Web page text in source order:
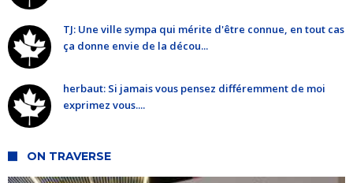
TJ: Une ville sympa qui mérite d'être connue, en tout cas
ça donne envie de la décou...
herbaut: Si jamais vous pensez différemment de moi
exprimez vous....
ON TRAVERSE